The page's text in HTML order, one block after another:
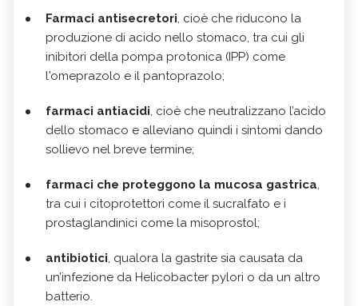
Farmaci antisecretori, cioè che riducono la
produzione di acido nello stomaco, tra cui gli
inibitori della pompa protonica (IPP) come
l'omeprazolo e il pantoprazolo;
farmaci antiacidi, cioè che neutralizzano l’acido
dello stomaco e alleviano quindi i sintomi dando
sollievo nel breve termine;
farmaci che proteggono la mucosa gastrica,
tra cui i citoprotettori come il sucralfato e i
prostaglandinici come la misoprostol;
antibiotici, qualora la gastrite sia causata da
un’infezione da Helicobacter pylori o da un altro
batterio.